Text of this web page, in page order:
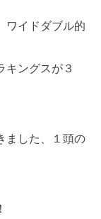
ワイドダブル的
キングスが３
ました、１頭の